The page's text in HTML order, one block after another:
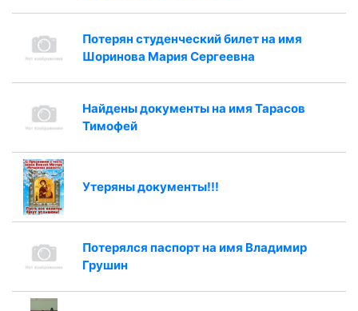
Потерян студенческий билет на имя
Шоринова Мария Сергеевна
Найдены документы на имя Тарасов
Тимофей
Утеряны документы!!!
Потерялся паспорт на имя Владимир
Грушин